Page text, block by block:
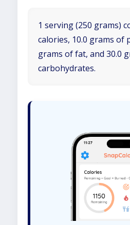
1 serving (250 grams)
calories, 10.0 grams of
grams of fat, and 30.0
carbohydrates.